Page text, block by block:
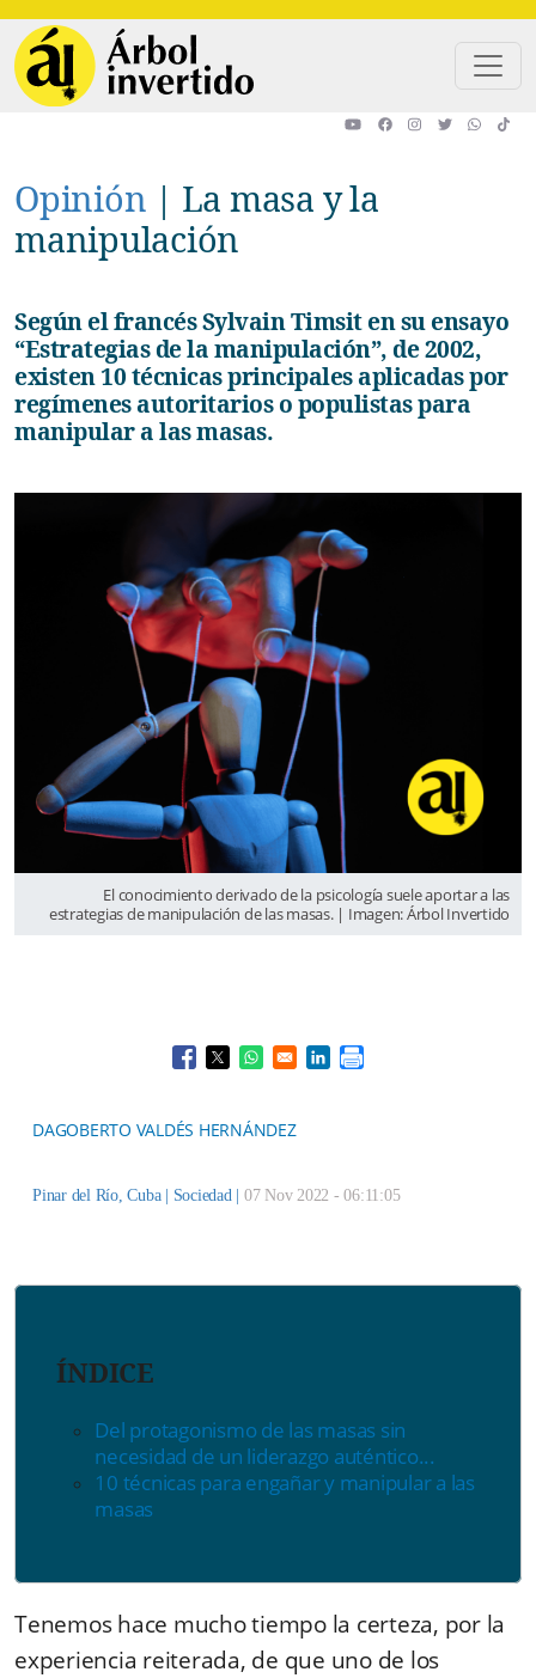
Opinión | La masa y la
manipulación
Según el francés Sylvain Timsit en su ensayo
“Estrategias de la manipulación”, de 2002,
existen 10 técnicas principales aplicadas por
regímenes autoritarios o populistas para
manipular a las masas.
El conocimiento derivado de la psicología suele aportar a las
estrategias de manipulación de las masas. | Imagen: Árbol Invertido
Opens in a new window
Opens in a new window
Opens in a new window
Opens in a new window
DAGOBERTO VALDÉS HERNÁNDEZ
Sociedad 07 Nov 2022 - 06:11:05
ÍNDICE
Del protagonismo de las masas sin
necesidad de un liderazgo auténtico...
10 técnicas para engañar y manipular a las
masas
Tenemos hace mucho tiempo la certeza, por la
experiencia reiterada, de que uno de los